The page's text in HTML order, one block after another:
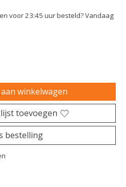
voor 23:45 uur besteld? Vandaag
winkelwagen
toevoegen
bestelling